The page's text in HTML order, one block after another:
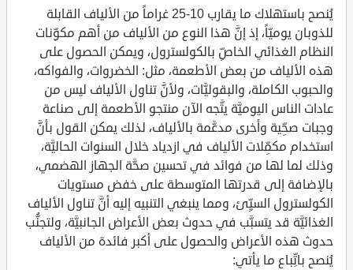
يُنصح باستهلاك ما يقارب 10-25 غراماً من الألياف القابلة
للذوبان يوميّاً، إذ إنَّ هذا النوع من الألياف من أهم مكوِّنات
النظام الغذائي الخاصِّ بالكولسترول، ويمكن الحصول على
هذه الألياف من بعض الأطعمة، مثل: الخضروات، والفواكه،
والحبوب الكاملة، والبقوليَّات، ولأنَّ تناول الألياف ليس من
عادات الناس اليوميَّة يتَّجه الآن منتجو الأطعمة إلى صناعة
وجبات صحِّية وأخرى مدعَّمة بالألياف، لذلك يمكن القول بأنَّ
استخدام مكمِّلات الألياف في ازدياد خلال السنوات الحاليَّة،
وذلك لما لها من فوائد في تحسين صحَّة الجهاز الهضمي،
بالإضافة إلى قدرتها المتوسطة على خفض مستويات
الكولسترول السيِّئ، ومما ينبغي التنبيه إليه أنَّ تناول الألياف
الغذائيَّة قد يتسبَّب في حدوث بعض الأعراض الجانبيَّة، ولتجنُّب
حدوث هذه الأعراض والحصول على أكبر فائدة من الألياف
يُنصح باتِّباع ما يأتي: